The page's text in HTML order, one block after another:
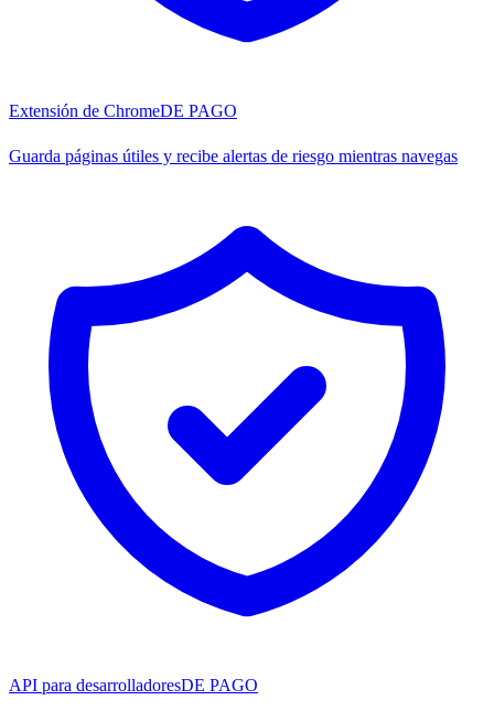
Extensión de ChromeDE PAGO
Guarda páginas útiles y recibe alertas de riesgo mientras navegas
API para desarrolladoresDE PAGO